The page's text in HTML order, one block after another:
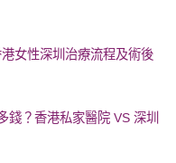
女性深圳治療流程及術後
錢？香港私家醫院 VS 深圳